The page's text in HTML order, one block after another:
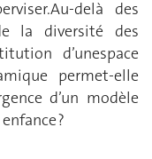
delà des
la diversité des
d’unespace
permet-elle
d’un modèle
?